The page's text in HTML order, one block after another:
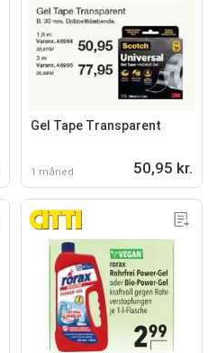
Gel Tape Transparent
1 måned 50,95 kr.